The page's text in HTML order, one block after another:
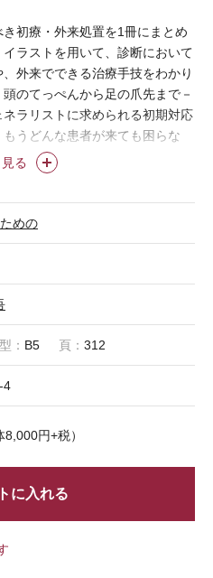
る
初療・外来処置を1冊にまとめ
ラストを用いて、診断において
外来でできる治療手技をわかり
のてっぺんから足の爪先まで－
ラリストに求められる初期対応
うどんな患者が来ても困らな
めの
： B5 頁： 312
4
円+税）
に入れる